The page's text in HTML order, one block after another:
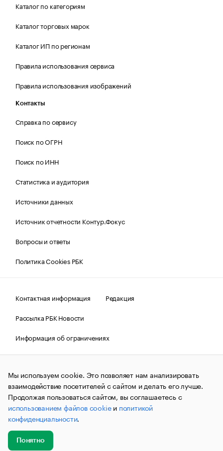
Каталог по категориям
Каталог торговых марок
Каталог ИП по регионам
Правила использования сервиса
Правила использования изображений
Контакты
Справка по сервису
Поиск по ОГРН
Поиск по ИНН
Статистика и аудитория
Источники данных
Источник отчетности Контур.Фокус
Вопросы и ответы
Политика Cookies РБК
Контактная информация
Редакция
Рассылка РБК Новости
Информация об ограничениях
Правовая информация
О соблюдении авторских прав
© АО «РОСБИЗНЕСКОНСАЛТИНГ»,1995–2026.Сообщения
и материалы информационного агентства «РБК»
(зарегистрировано Федеральной службой по надзору в сфере
связи, информационных технологий и массовых
коммуникаций (Роскомнадзор) 09.12.2015 за номером ИА
№ФС77-63848) сопровождаются пометкой «РБК». Отдельные
публикации могут содержать информацию,
не предназначенную для пользователей
до 18 лет.
Мы используем cookie. Это позволяет нам анализировать
взаимодействие посетителей с сайтом и делать его лучше.
Продолжая пользоваться сайтом, вы соглашаетесь с
использованием файлов cookieи политикой
конфиденциальности.
Понятно